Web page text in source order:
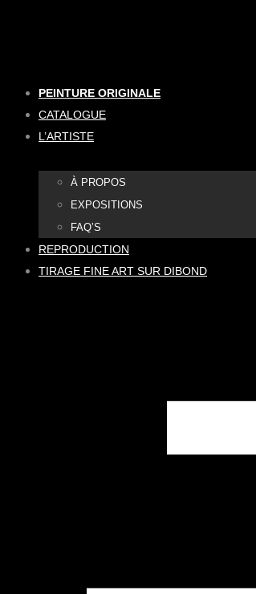
PEINTURE ORIGINALE
CATALOGUE
L’ARTISTE
À PROPOS
EXPOSITIONS
FAQ’S
REPRODUCTION
TIRAGE FINE ART SUR DIBOND